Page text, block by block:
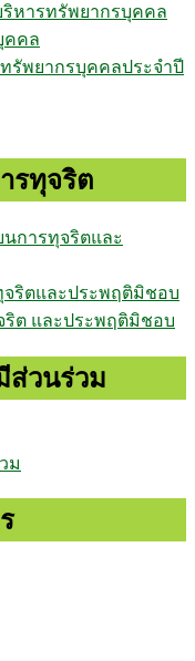
ริหารทรัพยากรบุคคล
คคล
รัพยากรบุคคลประจำปี
รทุจริต
นการทุจริตและ
จริตและประพฤติมิชอบ
ริต และประพฤติมิชอบ
ส่วนร่วม
ม